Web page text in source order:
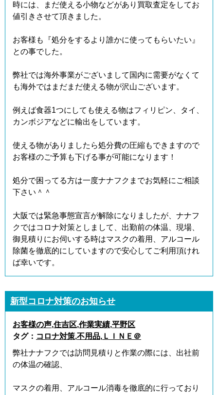
時には、まだ使える小物などがあり買取査定をしてお
値引きさせて頂きました。
お客様も『処分をするより誰かに使ってもらいたい』
との事でした。
弊社では海外事業がございまして国内に需要がなくて
も海外ではまだまだ使える物が沢山ございます。
例えば食器1つにしても使える物はフィリピン、タイ、
カンボジアなどに輸出をしています。
使える物がありましたら処分費の圧縮もできますので
お客様のご予算も下げる事が可能になります！
処分で困ってる方は一度ナナフクまでお気軽にご相談
下さい＾＾
大阪では緊急事態宣言が解除になりましたが、ナナフ
クではコロナ対策としまして、出勤前の体温、現場、
御見積りにお伺いする時はマスクの着用、アルコール
除菌を徹底的にしていますので安心してご利用頂けれ
ば幸いです。
新型コロナ対策のお知らせ
お客様の声,住吉区,作業実績,平野区
タグ： コロナ対策,不用品, ＬＩＮＥ＠
弊社ナナフクでは訪問見積りと作業の際には、出社前
の体温の確認、
マスクの着用、アルコール消毒を徹底的に行っており